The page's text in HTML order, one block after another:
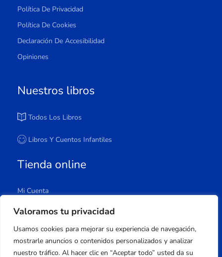
Valoramos tu privacidad
Usamos cookies para mejorar su experiencia de navegación,
mostrarle anuncios o contenidos personalizados y analizar
nuestro tráfico. Al hacer clic en “Aceptar todo” usted da su
Política De Privacidad
Política De Cookies
Declaración De Accesibilidad
Opiniones
Nuestros libros
Todos Los Libros
Libros Y Cuentos Infantiles
Tienda online
Mi Cuenta
Carrito
Lista De Deseos